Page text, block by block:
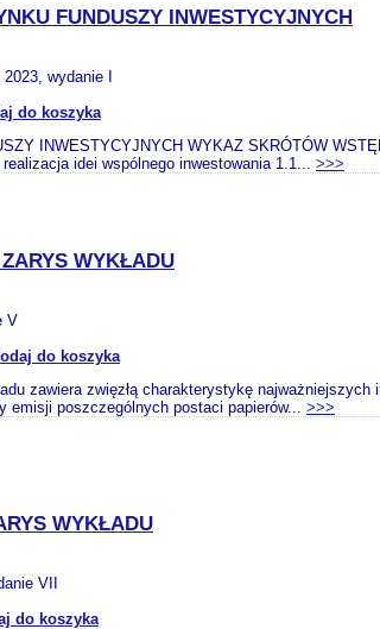
FUNDUSZY INWESTYCYJNYCH
2023, wydanie I
do koszyka
INWESTYCYJNYCH WYKAZ SKRÓTÓW
idei wspólnego inwestowania 1.1... >>>
WYKŁADU
V
do koszyka
zawiera zwięzłą charakterystykę
emisji poszczególnych postaci papierów... >>>
WYKŁADU
VII
do koszyka